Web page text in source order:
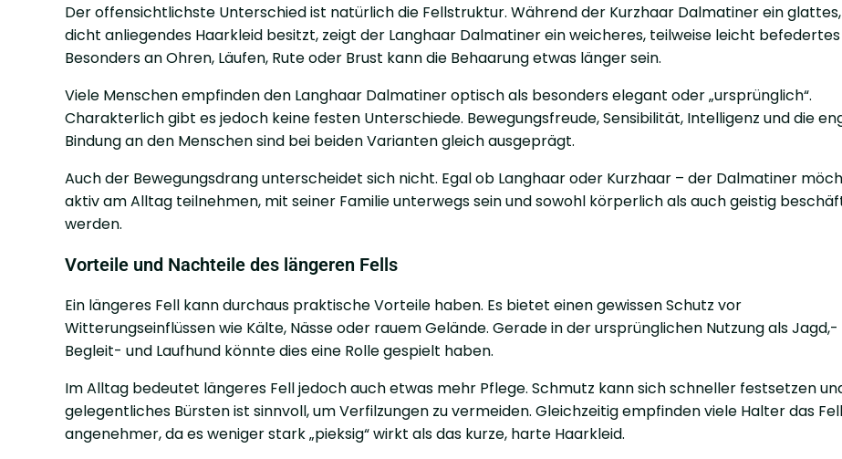
Der offensichtlichste Unterschied ist natürlich die Fellstruktur. Während der Kurzhaar Dalmatiner ein glattes,
dicht anliegendes Haarkleid besitzt, zeigt der Langhaar Dalmatiner ein weicheres, teilweise leicht befedertes
Besonders an Ohren, Läufen, Rute oder Brust kann die Behaarung etwas länger sein.
Viele Menschen empfinden den Langhaar Dalmatiner optisch als besonders elegant oder „ursprünglich“.
Charakterlich gibt es jedoch keine festen Unterschiede. Bewegungsfreude, Sensibilität, Intelligenz und die
Bindung an den Menschen sind bei beiden Varianten gleich ausgeprägt.
Auch der Bewegungsdrang unterscheidet sich nicht. Egal ob Langhaar oder Kurzhaar – der Dalmatiner
aktiv am Alltag teilnehmen, mit seiner Familie unterwegs sein und sowohl körperlich als auch geistig
werden.
Vorteile und Nachteile des längeren Fells
Ein längeres Fell kann durchaus praktische Vorteile haben. Es bietet einen gewissen Schutz vor
Witterungseinflüssen wie Kälte, Nässe oder rauem Gelände. Gerade in der ursprünglichen Nutzung als Jagd,-
Begleit- und Laufhund könnte dies eine Rolle gespielt haben.
Im Alltag bedeutet längeres Fell jedoch auch etwas mehr Pflege. Schmutz kann sich schneller festsetzen
gelegentliches Bürsten ist sinnvoll, um Verfilzungen zu vermeiden. Gleichzeitig empfinden viele Halter das
angenehmer, da es weniger stark „pieksig“ wirkt als das kurze, harte Haarkleid.